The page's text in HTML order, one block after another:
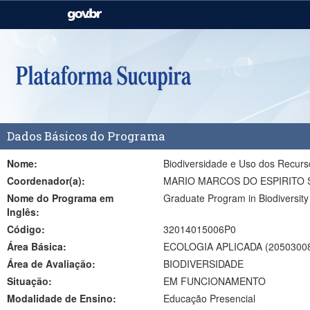
Casa Civil
Pecuária e Abastecimento
Dados Básicos do Programa
Nome:
Biodiversidade e Uso dos
Coordenador(a):
MARIO MARCOS DO ESPIRITO
Nome do Programa em
Inglês:
Graduate Program in
Código:
32014015006P0
Área Básica:
ECOLOGIA APLICADA
Área de Avaliação:
BIODIVERSIDADE
Situação:
EM FUNCIONAMENTO
Modalidade de Ensino:
Educação Presencial